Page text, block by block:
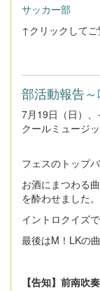
サッカー部
↑クリックして
部活動報告
7月19日（日）
クールミュージ
フェスのトップ
お酒にまつわる
を酔わせました。
イントロクイズ
最後はM！LKの
【告知】前南吹